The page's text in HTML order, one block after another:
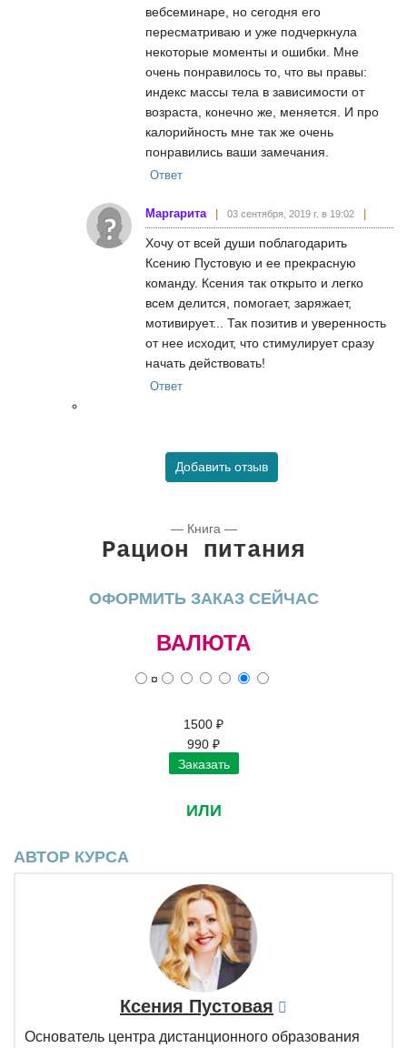
вебсеминаре, но сегодня его
пересматриваю и уже подчеркнула
некоторые моменты и ошибки. Мне
очень понравилось то, что вы правы:
индекс массы тела в зависимости от
возраста, конечно же, меняется. И про
калорийность мне так же очень
понравились ваши замечания.
Ответ
Маргарита 03 сентября, 2019 г. в 19:02
Хочу от всей души поблагодарить
Ксению Пустовую и ее прекрасную
команду. Ксения так открыто и легко
всем делится, помогает, заряжает,
мотивирует... Так позитив и уверенность
от нее исходит, что стимулирует сразу
начать действовать!
Ответ
Добавить отзыв
— Книга —
Рацион питания
ОФОРМИТЬ ЗАКАЗ СЕЙЧАС
ВАЛЮТА
¤
1500 ₽
990 ₽
Заказать
ИЛИ
АВТОР КУРСА
Ксения Пустовая
Основатель центра дистанционного образования